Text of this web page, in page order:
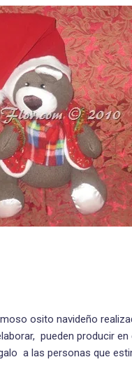
osito navideño
pueden producir en
a las personas que